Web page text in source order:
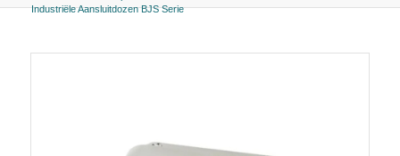
Industriële Aansluitdozen BJS Serie